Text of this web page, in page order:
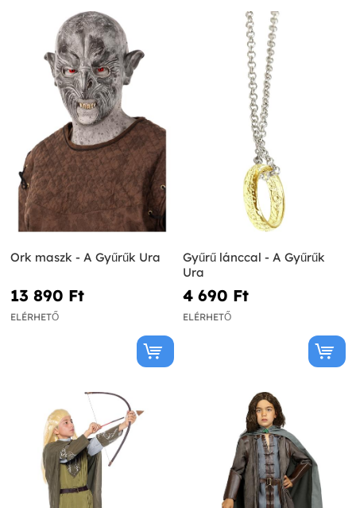
Ork maszk - A Gyűrűk Ura
13 890 Ft‎
ELÉRHETŐ
Gyűrű lánccal - A Gyűrűk
Ura
4 690 Ft‎
ELÉRHETŐ